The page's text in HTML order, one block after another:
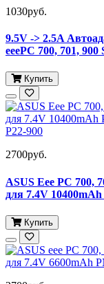
1030руб.
9.5V -> 2.5A
eeePC 700, 701,
Купить
2700руб.
ASUS Eee PC 700,
для 7.4V
Купить